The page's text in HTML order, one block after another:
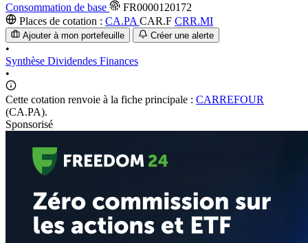
Consommation de base
FR0000120172
Places de cotation : CA.PA CAR.F CRR.MI
Ajouter à mon portefeuille Créer une alerte
•
Synthèse Dividendes Finances
•
Cette cotation renvoie à la fiche principale : CARREFOUR
(CA.PA).
Sponsorisé